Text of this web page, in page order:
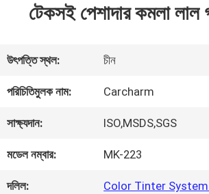
ভিডিও
আমাদের
সম্পর্কে
টেকসই পেশাদার কমলা লাল
উৎপত্তি স্থল: চীন
পরিচিতিমুলক নাম: Carcharm
সাক্ষ্যদান: ISO,MSDS,SGS
মডেল নম্বার: MK-223
দলিল: Color Tinter